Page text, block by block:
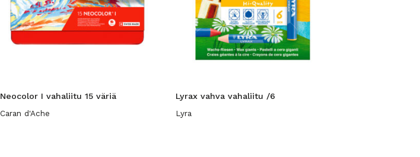
Neocolor I vahaliitu 15 väriä
Caran d'Ache
Lyrax vahva vahaliitu /6
Lyra